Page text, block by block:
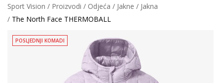
Sport Vision Proizvodi Odjeća Jakne
Jakna
The North Face THERMOBALL
POSLJEDNJI KOMADI